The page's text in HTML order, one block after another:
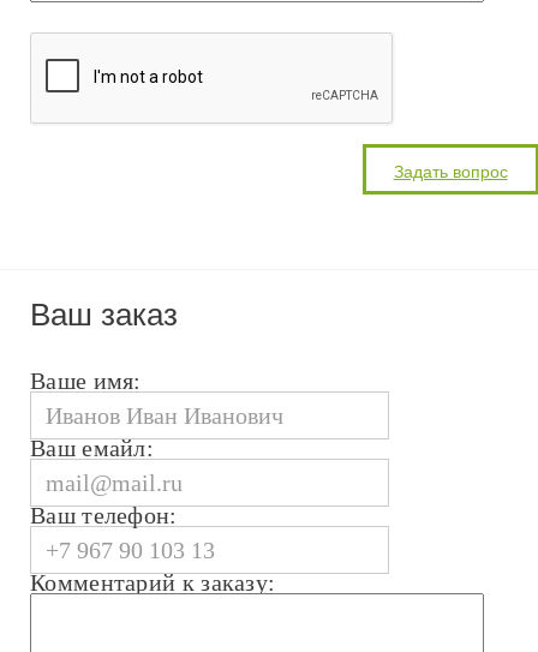
Ваш заказ
Ваше имя:
Ваш емайл:
Ваш телефон:
Комментарий к заказу: